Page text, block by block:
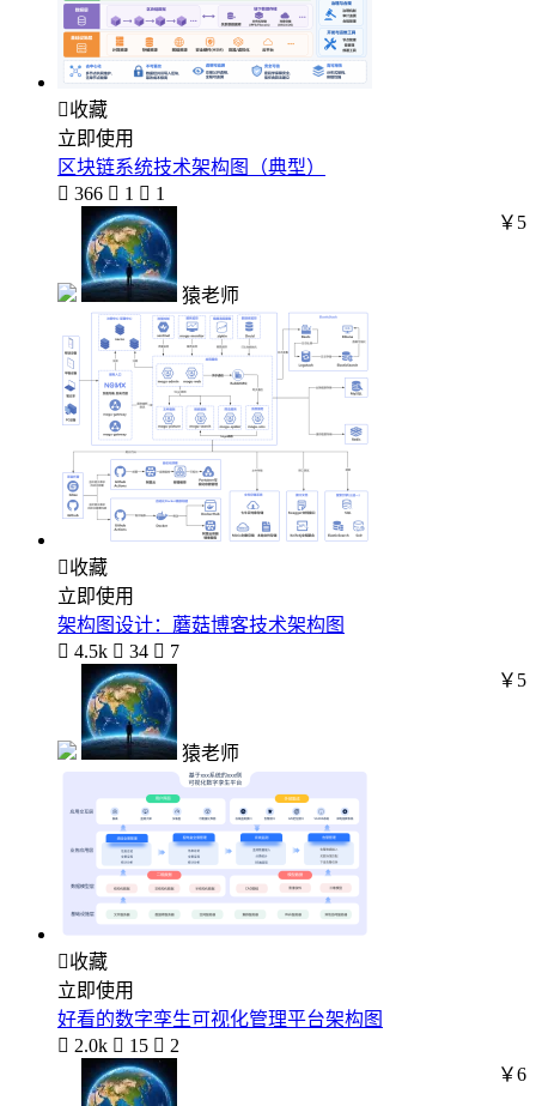
收藏
立即使用
区块链系统技术架构图（典型）
 366  1  1
猿老师
￥5
收藏
立即使用
架构图设计：蘑菇博客技术架构图
 4.5k  34  7
猿老师
￥5
收藏
立即使用
好看的数字孪生可视化管理平台架构图
 2.0k  15  2
￥6